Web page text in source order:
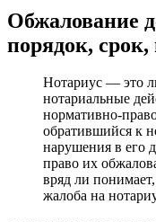
Обжалование
порядок,
Нотариус — это
нотариальные
нормативно-
обратившийся к
нарушения в его
право их
вряд ли понимает,
жалоба на